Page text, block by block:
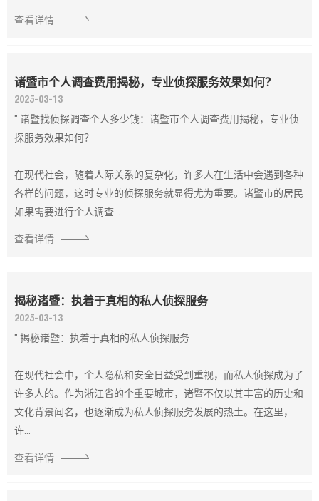
查看详情
诸暨市个人调查费用揭秘，专业侦探服务效果如何？
2025-03-13
" 诸暨找侦探调查个人多少钱：诸暨市个人调查费用揭秘，专业侦
探服务效果如何？
在现代社会，随着人际关系的复杂化，许多人在生活中会遇到各种
各样的问题，这时专业的侦探服务就显得尤为重要。诸暨市的居民
如果需要进行个人调查...
查看详情
揭秘诸暨：执着于真相的私人侦探服务
2025-03-13
" 揭秘诸暨：执着于真相的私人侦探服务
在现代社会中，个人隐私和安全日益受到重视，而私人侦探成为了
许多人的。作为浙江省的个重要城市，诸暨不仅以其丰富的历史和
文化背景闻名，也逐渐成为私人侦探服务发展的热土。在这里，
许...
查看详情